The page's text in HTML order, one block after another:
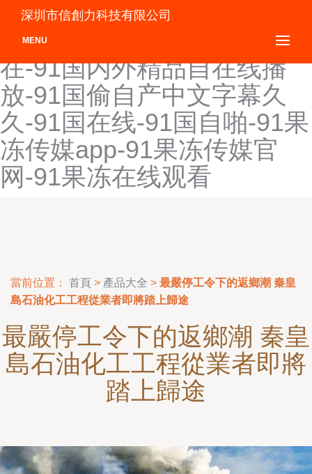
91国内精品视频在-91国内
精品在线观-91国内精品自线
在-91国内外精品自在线播
放-91国偷自产中文字幕久
久-91国在线-91国自啪-91果
冻传媒app-91果冻传媒官
网-91果冻在线观看
深圳市信創力科技有限公司
MENU
當前位置： 首頁 > 產品大全 > 最嚴停工令下的返鄉潮 秦皇
島石油化工工程從業者即將踏上歸途
最嚴停工令下的返鄉潮 秦皇
島石油化工工程從業者即將
踏上歸途